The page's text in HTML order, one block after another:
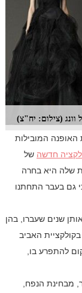
המובילות
חדשה של
שלה היא בחרה
גם בעבר התחתנו
שנים שעברו, בהן
האביב
להתפרע בו,
מבחינת הנפח,